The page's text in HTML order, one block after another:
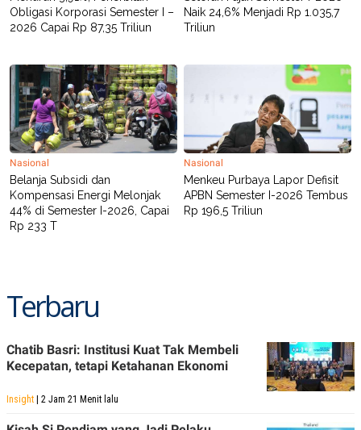
R T
I
S
K
G
M
E
D
I
A
.
I
D
PEDOMAN
PRIVACY
POLICY
Obligasi Korporasi Semester I –
2026 Capai Rp 87,35 Triliun
Naik 24,6% Menjadi Rp 1.035,7
Triliun
Nasional
Belanja Subsidi dan
Kompensasi Energi Melonjak
44% di Semester I-2026, Capai
Rp 233 T
Nasional
Menkeu Purbaya Lapor Defisit
APBN Semester I-2026 Tembus
Rp 196,5 Triliun
Terbaru
Chatib Basri: Institusi Kuat Tak Membeli
Kecepatan, tetapi Ketahanan Ekonomi
Insight | 2 Jam 21 Menit lalu